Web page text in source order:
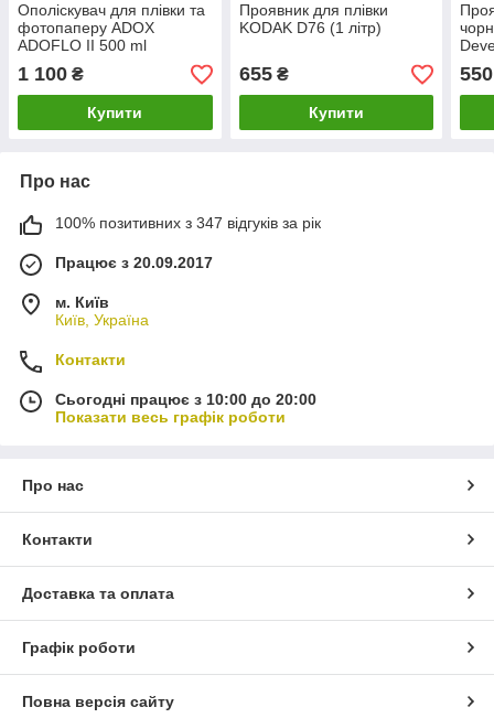
Ополіскувач для плівки та
фотопаперу ADOX
ADOFLO II 500 ml
Concentrate.
1 100 ₴
Купити
Проявник для плівки
KODAK D76 (1 літр)
655₴
Купити
550
Про нас
100% позитивних з 347 відгуків за рік
Працює з 20.09.2017
м. Київ
Київ, Україна
Контакти
Сьогодні працює з 10:00 до 20:00
Показати весь графік роботи
Про нас
Контакти
Доставка та оплата
Графік роботи
Повна версія сайту